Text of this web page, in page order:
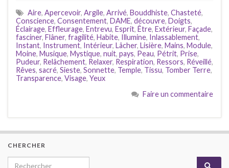
Aire, Apercevoir, Argile, Arrivé, Bouddhiste, Chasteté,
Conscience, Consentement, DAME, découvre, Doigts,
Éclairage, Effleurage, Entrevu, Esprit, Être, Extérieur, Façade,
fasciner, Flâner, fragilité, Habite, Illumine, Inlassablement,
Instant, Instrument, Intérieur, Lâcher, Lisière, Mains, Module,
Moine, Musique, Mystique, nuit, pays, Peau, Pétrit, Prise,
Pudeur, Relâchement, Relaxer, Respiration, Ressors, Réveillé,
Rêves, sacré, Sieste, Sonnette, Temple, Tissu, Tomber Terre,
Transparence, Visage, Yeux
Faire un commentaire
CHERCHER
Search for: